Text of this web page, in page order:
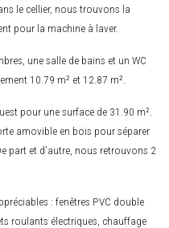
le cellier, nous trouvons la
pour la machine à laver.
une salle de bains et un WC
10.79 m² et 12.87 m².
pour une surface de 31.90 m².
amovible en bois pour séparer
part et d’autre, nous retrouvons 2
: fenêtres PVC double
roulants électriques, chauffage